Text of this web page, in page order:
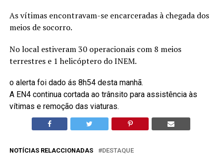
As vítimas encontravam-se encarceradas à chegada dos
meios de socorro.
No local estiveram 30 operacionais com 8 meios
terrestres e 1 helicóptero do INEM.
o alerta foi dado ás 8h54 desta manhã.
A EN4 continua cortada ao trânsito para assistência às
vítimas e remoção das viaturas.
NOTÍCIAS RELACCIONADAS DESTAQUE